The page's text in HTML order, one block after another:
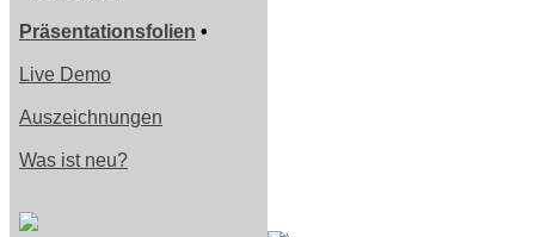
Präsentationsfolien •
Live Demo
Auszeichnungen
Was ist neu?